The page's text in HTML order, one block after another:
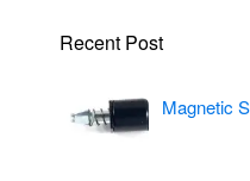
Recent Post
Magnetic